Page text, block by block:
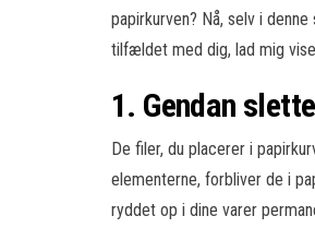
papirkurven? Nå, selv i
tilfældet med dig, lad mig
1. Gendan
De filer, du placerer i
elementerne, forbliver de i
ryddet op i dine varer